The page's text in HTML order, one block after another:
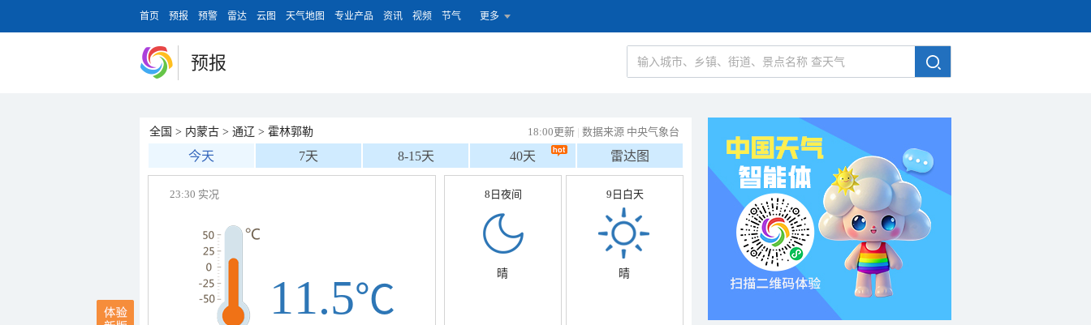
首页 预报 预警 雷达 云图 天气地图 专业产品 资讯 视频 节气 更多
预报
全国 > 内蒙古 > 通辽 > 霍林郭勒 18:00更新 | 数据来源 中央气象台
今天 7天 8-15天 40天 雷达图
23:30 实况
11.5℃
8日夜间
晴
9日白天
晴